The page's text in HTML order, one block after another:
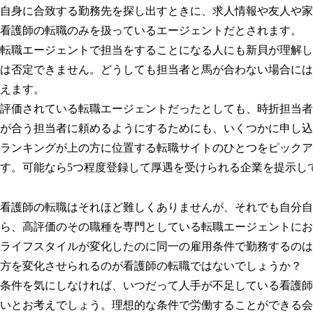
自身に合致する勤務先を探し出すときに、求人情報や友人や
看護師の転職のみを扱っているエージェントだとされます。
転職エージェントで担当をすることになる人にも新貝が理解
は否定できません。どうしても担当者と馬が合わない場合に
えます。
評価されている転職エージェントだったとしても、時折担当
が合う担当者に頼めるようにするためにも、いくつかに申し
ランキングが上の方に位置する転職サイトのひとつをピック
す。可能なら5つ程度登録して厚遇を受けられる企業を提示
看護師の転職はそれほど難しくありませんが、それでも自分
ら、高評価のその職種を専門としている転職エージェントに
ライフスタイルが変化したのに同一の雇用条件で勤務するの
方を変化させられるのが看護師の転職ではないでしょうか？
条件を気にしなければ、いつだって人手が不足している看護
いとお考えでしょう。理想的な条件で労働することができる